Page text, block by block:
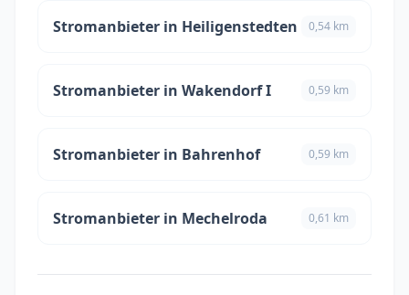
Stromanbieter in Heiligenstedten 0,54 km
Stromanbieter in Wakendorf I 0,59 km
Stromanbieter in Bahrenhof 0,59 km
Stromanbieter in Mechelroda 0,61 km